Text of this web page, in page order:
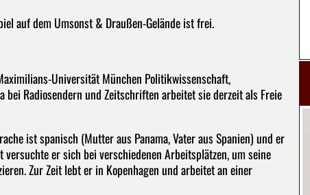
auf dem Umsonst & Draußen-Gelände ist frei.
Universität München Politikwissenschaft,
Radiosendern und Zeitschriften arbeitet sie derzeit als Freie
ist spanisch (Mutter aus Panama, Vater aus Spanien) und er
er sich bei verschiedenen Arbeitsplätzen, um seine
Zur Zeit lebt er in Kopenhagen und arbeitet an einer